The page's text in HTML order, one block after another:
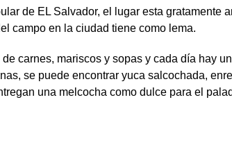
de EL Salvador, el lugar esta gratamente
campo en la ciudad tiene como lema.
carnes, mariscos y sopas y cada día hay
se puede encontrar yuca salcochada,
una melcocha como dulce para el